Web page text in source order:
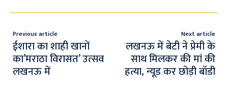
o
o
k
s
A
p
p
a e
Previous article
ईशारा का शाही खानों
का’मराठा विरासत’ उत्सव
लखनऊ में
Next article
लखनऊ में बेटी ने प्रेमी के
साथ मिलकर की मां की
हत्या, न्यूड कर छोड़ी बॉडी